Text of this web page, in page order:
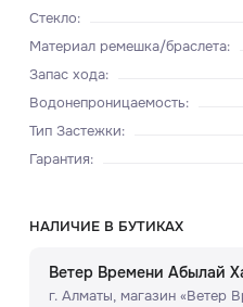
Стекло:
Материал ремешка/браслета:
Запас хода:
Водонепроницаемость:
Тип Застежки:
Гарантия:
НАЛИЧИЕ В БУТИКАХ
Ветер Времени Абылай
г. Алматы, ​магазин «Ветер